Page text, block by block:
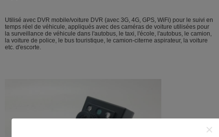
Utilisé avec DVR mobile/voiture DVR (avec 3G, 4G, GPS, WiFi) pour le suivi en
temps réel de véhicule, appliqués avec des caméras de voiture utilisées pour
la surveillance de véhicule dans l'autobus, le taxi, l'école, l'autobus, le camion,
la voiture de police, le bus touristique, le camion-citerne aspirateur, la voiture
etc. d'escorte.